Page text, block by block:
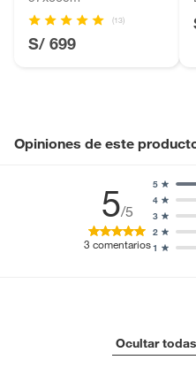
Licores y cigarros
(13)
S/ 699
Opiniones de este
5/5
3 comentarios1
2
3
4
5
Ocultar